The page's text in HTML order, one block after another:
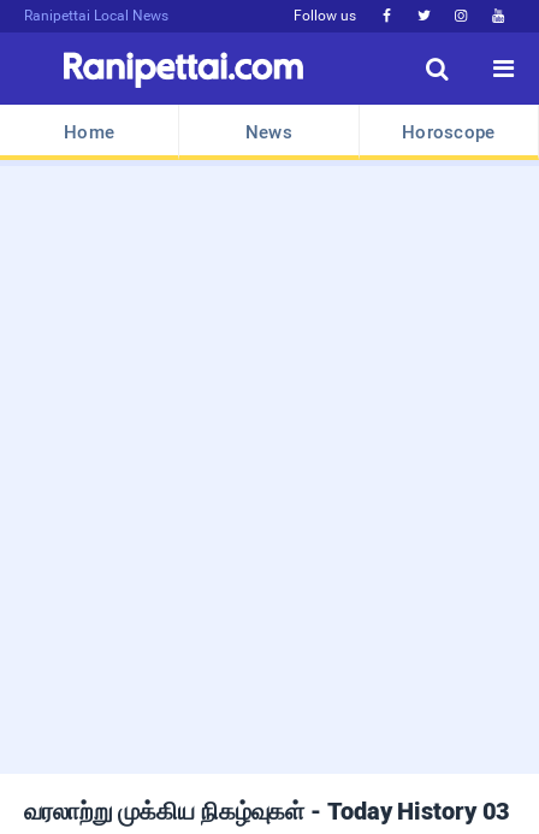
Ranipettai Local News Follow us    


Home News Horoscope
வரலாற்று முக்கிய நிகழ்வுகள் - Today History 03